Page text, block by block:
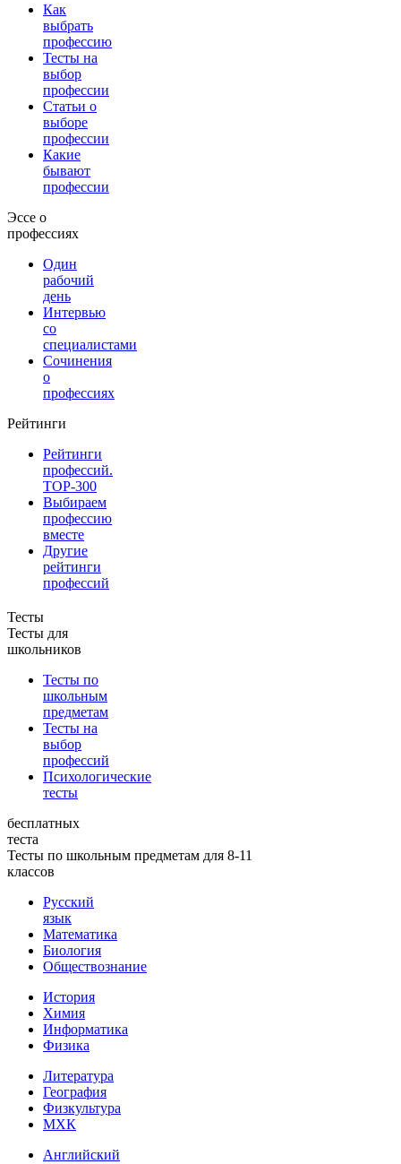
Как
выбрать
профессию
Тесты на
выбор
профессии
Статьи о
выборе
профессии
Какие
бывают
профессии
Эссе о
профессиях
Один
рабочий
день
Интервью
со
специалистами
Сочинения
о
профессиях
Рейтинги
Рейтинги
профессий.
TOP-300
Выбираем
профессию
вместе
Другие
рейтинги
профессий
Тесты
Тесты для
школьников
Тесты по
школьным
предметам
Тесты на
выбор
профессий
Психологические
тесты
бесплатных
теста
Тесты по школьным предметам для 8-11
классов
Русский
язык
Математика
Биология
Обществознание
История
Химия
Информатика
Физика
Литература
География
Физкультура
МХК
Английский